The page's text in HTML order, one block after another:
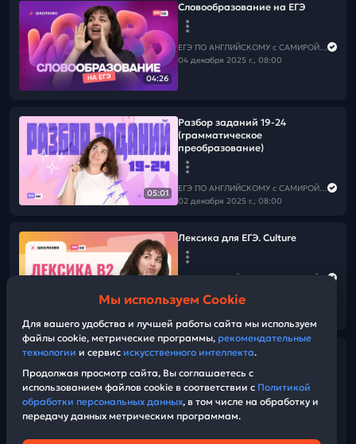
04:26
Словообразование на ЕГЭ
ЕГЭ ПО АНГЛИЙСКОМУ с САМИРОЙ COOLешовой
04 декабря 2025 г., 08:00
05:01
Разбор заданий 19-24
(грамматическое
преобразование)
ЕГЭ ПО АНГЛИЙСКОМУ с САМИРОЙ COOLешовой
02 декабря 2025 г., 08:00
Лексика для ЕГЭ. Culture
03:20
Не позволяй мозгу обесценить
30 ноября 2025 г., 12:00
Мы используем Cookie
Для вашего удобства и лучшей работы сайта мы используем
файлы cookie, метрические программы, рекомендательные
технологии и сервис искусственного интеллекта.
Продолжая просмотр сайта, Вы соглашаетесь с
использованием файлов cookie в соответствии с Политикой
обработки персональных данных, в том числе на обработку и
передачу данных метрическим программам.